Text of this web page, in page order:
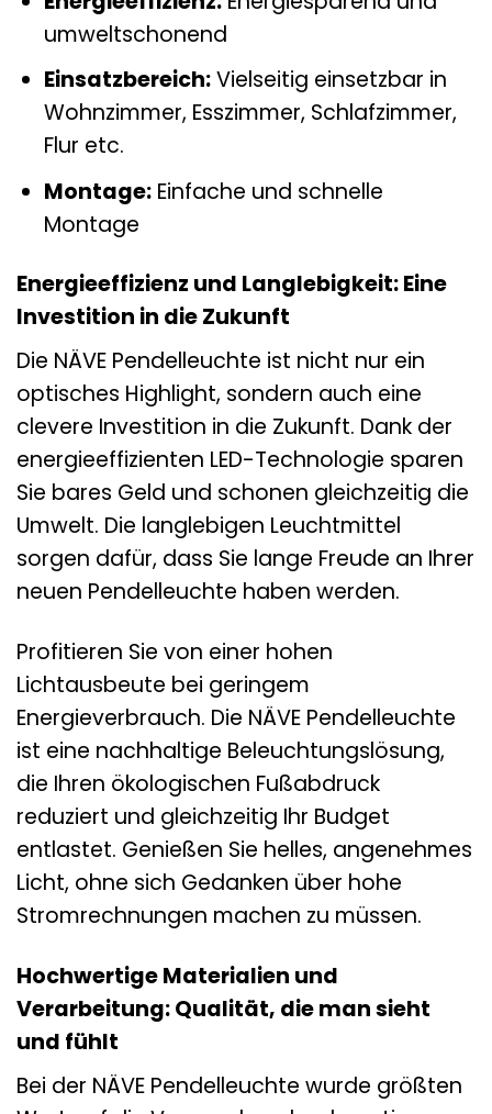
umweltschonend
Einsatzbereich:Vielseitig einsetzbar in
Wohnzimmer, Esszimmer, Schlafzimmer,
Flur etc.
Montage:Einfache und schnelle
Montage
Energieeffizienz und Langlebigkeit: Eine
Investition in die Zukunft
Die NÄVE Pendelleuchte ist nicht nur ein
optisches Highlight, sondern auch eine
clevere Investition in die Zukunft. Dank der
energieeffizienten LED-Technologie sparen
Sie bares Geld und schonen gleichzeitig die
Umwelt. Die langlebigen Leuchtmittel
sorgen dafür, dass Sie lange Freude an Ihrer
neuen Pendelleuchte haben werden.
Profitieren Sie von einer hohen
Lichtausbeute bei geringem
Energieverbrauch. Die NÄVE Pendelleuchte
ist eine nachhaltige Beleuchtungslösung,
die Ihren ökologischen Fußabdruck
reduziert und gleichzeitig Ihr Budget
entlastet. Genießen Sie helles, angenehmes
Licht, ohne sich Gedanken über hohe
Stromrechnungen machen zu müssen.
Hochwertige Materialien und
Verarbeitung: Qualität, die man sieht
und fühlt
Bei der NÄVE Pendelleuchte wurde größten